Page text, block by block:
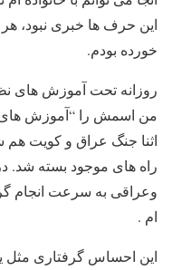
این حرف ها خبری نبود، هر
خورده بودم.
روزانه تحت آموزش های
من اسمش را “آموزش های
اثنا جنگ عراق و کویت هم
راه های موجود بسته شد.
وعراقی به سرعت انجام
ام .
این احساس گرفتاری